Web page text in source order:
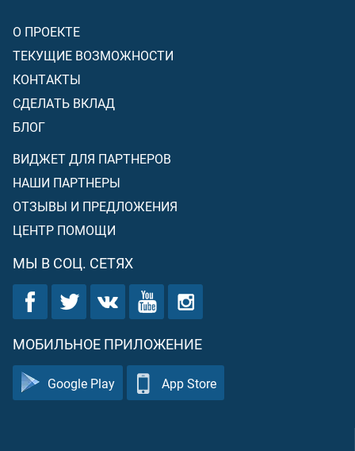
О ПРОЕКТЕ
ТЕКУЩИЕ ВОЗМОЖНОСТИ
КОНТАКТЫ
СДЕЛАТЬ ВКЛАД
БЛОГ
ВИДЖЕТ ДЛЯ ПАРТНЕРОВ
НАШИ ПАРТНЕРЫ
ОТЗЫВЫ И ПРЕДЛОЖЕНИЯ
ЦЕНТР ПОМОЩИ
МЫ В СОЦ. СЕТЯХ
МОБИЛЬНОЕ ПРИЛОЖЕНИЕ
Google Play App Store